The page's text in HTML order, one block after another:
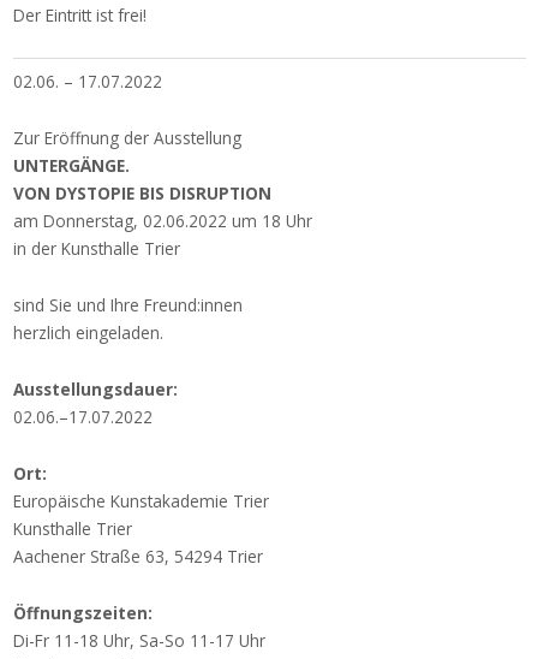
Der Eintritt ist frei!
02.06. – 17.07.2022
Zur Eröffnung der Ausstellung
UNTERGÄNGE.
VON DYSTOPIE BIS DISRUPTION
am Donnerstag, 02.06.2022 um 18 Uhr
in der Kunsthalle Trier
sind Sie und Ihre Freund:innen
herzlich eingeladen.
Ausstellungsdauer:
02.06.–17.07.2022
Ort:
Europäische Kunstakademie Trier
Kunsthalle Trier
Aachener Straße 63, 54294 Trier
Öffnungszeiten:
Di-Fr 11-18 Uhr, Sa-So 11-17 Uhr